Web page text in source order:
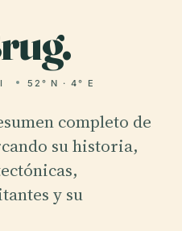
52° N · 4° E
completo de
su historia,
y su